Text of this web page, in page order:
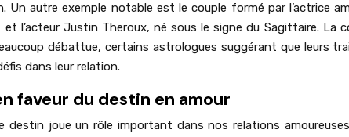
Un autre exemple notable est le couple formé par l’actrice
et l’acteur Justin Theroux, né sous le signe du Sagittaire. La
débattue, certains astrologues suggérant que leurs
dans leur relation.
faveur du destin en amour
destin joue un rôle important dans nos relations